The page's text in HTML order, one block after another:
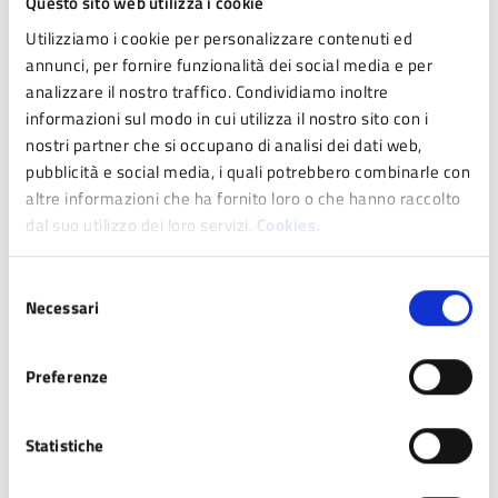
Utilizziamo i cookie per personalizzare contenuti ed
annunci, per fornire funzionalità dei social media e per
analizzare il nostro traffico. Condividiamo inoltre
informazioni sul modo in cui utilizza il nostro sito con i
nostri partner che si occupano di analisi dei dati web,
pubblicità e social media, i quali potrebbero combinarle con
altre informazioni che ha fornito loro o che hanno raccolto
dal suo utilizzo dei loro servizi. Cookies.
delNecessari
Preferenze
Statistiche